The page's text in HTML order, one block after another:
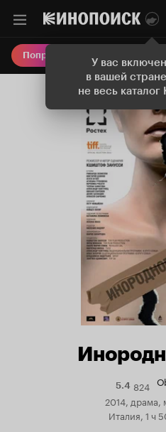
У вас
в вашей
не весь
Попробовать Плюс
5.4Рейтинг
5.4
824
2014, драма,
Италия, 1 ч